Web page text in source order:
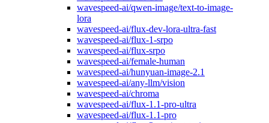
wavespeed-ai/qwen-image/text-to-image-
lora
wavespeed-ai/flux-dev-lora-ultra-fast
wavespeed-ai/flux-1-srpo
wavespeed-ai/flux-srpo
wavespeed-ai/female-human
wavespeed-ai/hunyuan-image-2.1
wavespeed-ai/any-llm/vision
wavespeed-ai/chroma
wavespeed-ai/flux-1.1-pro-ultra
wavespeed-ai/flux-1.1-pro